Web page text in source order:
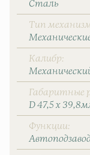
Сталь
Тип
Калибр
Габаритные
D 47,5 x
Функции